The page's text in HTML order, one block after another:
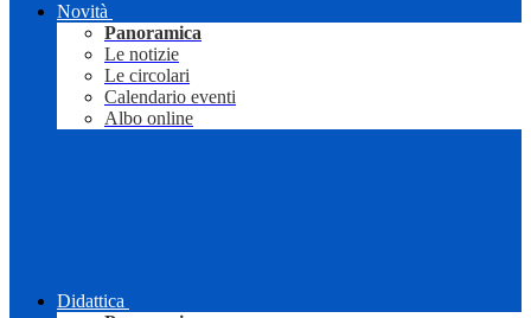
Novità
Panoramica
Le notizie
Le circolari
Calendario eventi
Albo online
Didattica